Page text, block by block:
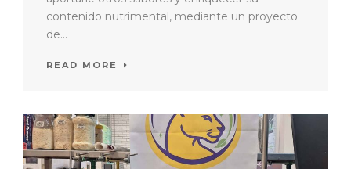
contenido nutrimental, mediante un proyecto
de...
READ MORE